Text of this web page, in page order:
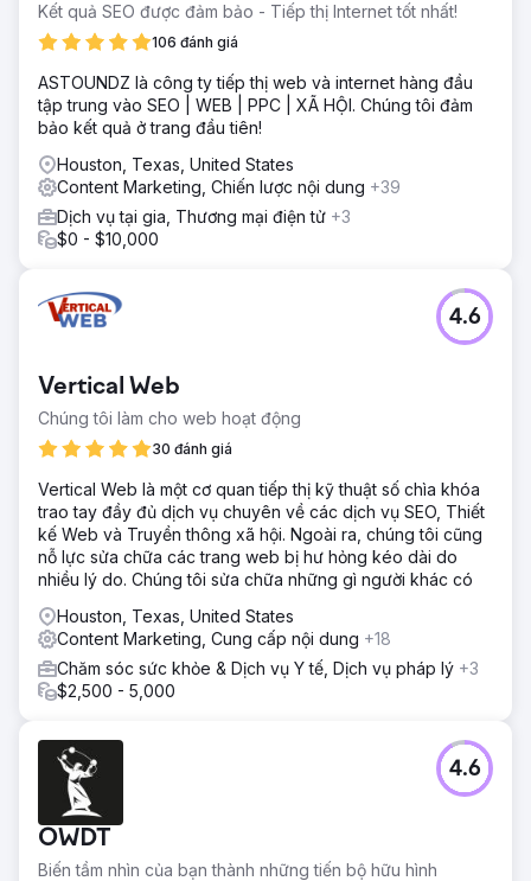
Kết quả SEO được đảm bảo - Tiếp thị Internet tốt nhất!
106 đánh giá
ASTOUNDZ là công ty tiếp thị web và internet hàng đầu
tập trung vào SEO | WEB | PPC | XÃ HỘI. Chúng tôi đảm
bảo kết quả ở trang đầu tiên!
Houston, Texas, United States
Content Marketing, Chiến lược nội dung +39
Dịch vụ tại gia, Thương mại điện tử +3
$0 - $10,000
Vertical Web
Chúng tôi làm cho web hoạt động
30 đánh giá
4.6
Vertical Web là một cơ quan tiếp thị kỹ thuật số chìa khóa
trao tay đầy đủ dịch vụ chuyên về các dịch vụ SEO, Thiết
kế Web và Truyền thông xã hội. Ngoài ra, chúng tôi cũng
nỗ lực sửa chữa các trang web bị hư hỏng kéo dài do
nhiều lý do. Chúng tôi sửa chữa những gì người khác có
Houston, Texas, United States
Content Marketing, Cung cấp nội dung +18
Chăm sóc sức khỏe & Dịch vụ Y tế, Dịch vụ pháp lý +3
$2,500 - 5,000
OWDT
Biến tầm nhìn của bạn thành những tiến bộ hữu hình
4.6